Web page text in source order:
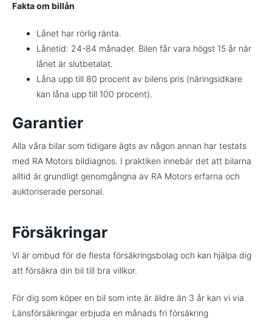
Fakta om billån
Lånet har rörlig ränta.
Lånetid: 24-84 månader. Bilen får vara högst 15 år när
lånet är slutbetalat.
Låna upp till 80 procent av bilens pris (näringsidkare
kan låna upp till 100 procent).
Garantier
Alla våra bilar som tidigare ägts av någon annan har testats
med RA Motors bildiagnos. I praktiken innebär det att bilarna
alltid är grundligt genomgångna av RA Motors erfarna och
auktoriserade personal.
Försäkringar
Vi är ombud för de flesta försäkringsbolag och kan hjälpa dig
att försäkra din bil till bra villkor.
För dig som köper en bil som inte är äldre än 3 år kan vi via
Länsförsäkringar erbjuda en månads fri försäkring